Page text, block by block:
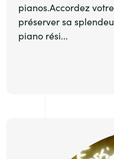
pianos.Accordez
préserver sa
piano rési...